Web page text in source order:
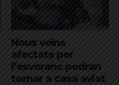
Nous veïns
afectats per
l’esvoranc podran
tornar a casa aviat